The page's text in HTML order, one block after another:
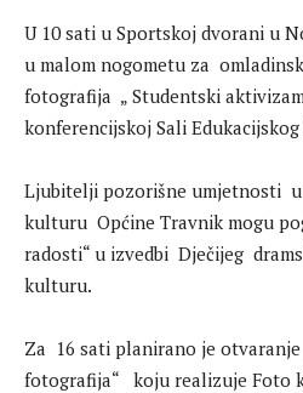
U 10 sati u Sportskoj dvorani u
u malom nogometu za
fotografija „ Studentski
konferencijskoj Sali
Ljubitelji pozorišne umjetnosti
kulturu Općine Travnik mogu
radosti“ u izvedbi Dječijeg
kulturu.
Za 16 sati planirano je
fotografija“ koju realizuje Foto